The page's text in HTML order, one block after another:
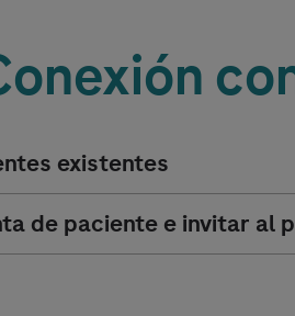
existentes
de paciente e invitar al